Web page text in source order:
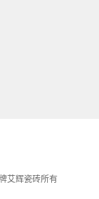
艾辉瓷砖所有